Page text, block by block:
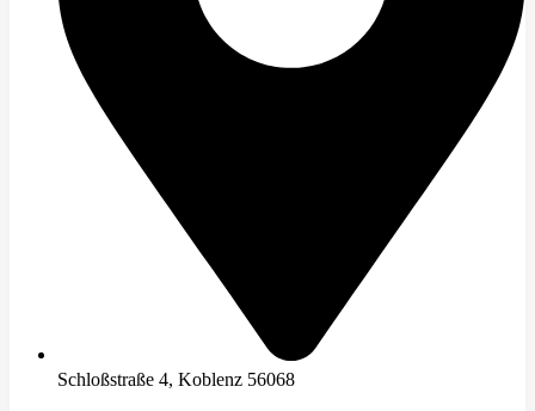
Schloßstraße 4, Koblenz 56068